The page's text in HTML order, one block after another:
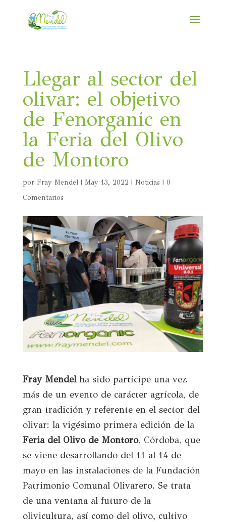
Llegar al sector del
olivar: el objetivo
de Fenorganic en
la Feria del Olivo
de Montoro
por Fray Mendel| May 13, 2022 | Noticias | 0
Comentarios
Fray Mendelha sido partícipe una vez
más de un evento de carácter agrícola, de
gran tradición y referente en el sector del
olivar: la vigésimo primera edición de la
Feria del Olivo de Montoro, Córdoba, que
se viene desarrollando del 11 al 14 de
mayo en las instalaciones de la Fundación
Patrimonio Comunal Olivarero. Se trata
de una ventana al futuro de la
olivicultura, así como del olivo, cultivo